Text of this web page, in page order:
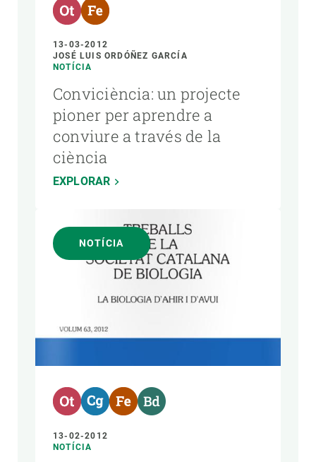
13-03-2012
JOSÉ LUIS ORDÓÑEZ GARCÍA
NOTÍCIA
Conviciència: un projecte
pioner per aprendre a
conviure a través de la
ciència
EXPLORAR
NOTÍCIA
13-02-2012
NOTÍCIA